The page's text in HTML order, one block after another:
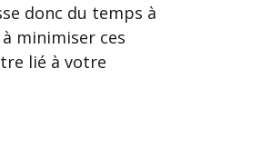
donc du temps à
minimiser ces
lié à votre